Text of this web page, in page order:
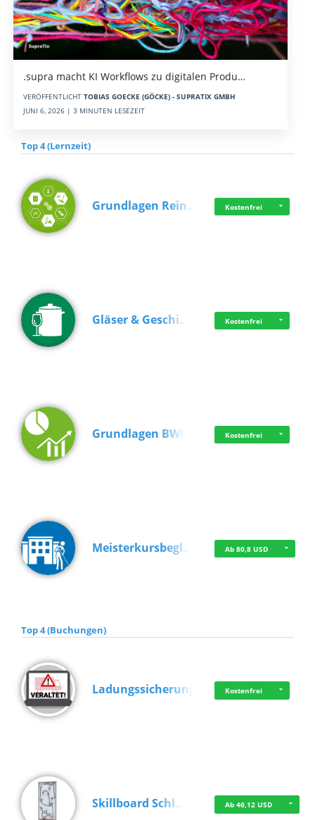
.supra macht KI Workflows zu digitalen Produ…
VERÖFFENTLICHT TOBIAS GOECKE (GÖCKE) - SUPRATIX GMBH
JUNI 6, 2026 | 3 MINUTEN LESEZEIT
Top 4 (Lernzeit)
Grundlagen Rein… Kostenfrei
Gläser & Geschi… Kostenfrei
Grundlagen BWL Kostenfrei
Meisterkursbegl… Ab 80,8 USD
Top 4 (Buchungen)
Ladungssicherung Kostenfrei
Skillboard Schl… Ab 46,12 USD